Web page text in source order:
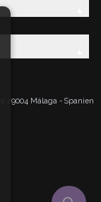
29004 Málaga - Spanien